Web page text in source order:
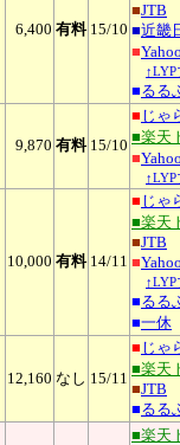
6,400 有料 15/10
■JTB
■近畿
■
■るる
9,870 有料 15/10
■ じゃ
■楽天
■
10,000 有料 14/11
■ じゃ
■楽天
■JTB
■
■るる
■一休
12,160 なし 15/11
■ じゃ
■楽天
■JTB
■るる
■楽天